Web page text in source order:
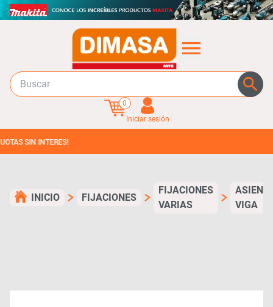
0
Iniciar sesión
INTERES!
INICIO FIJACIONES
FIJACIONES
VARIAS
VIGA